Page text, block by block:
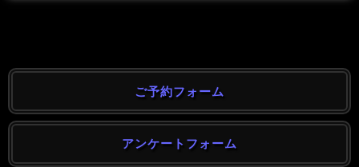
ご予約フォーム
アンケートフォーム